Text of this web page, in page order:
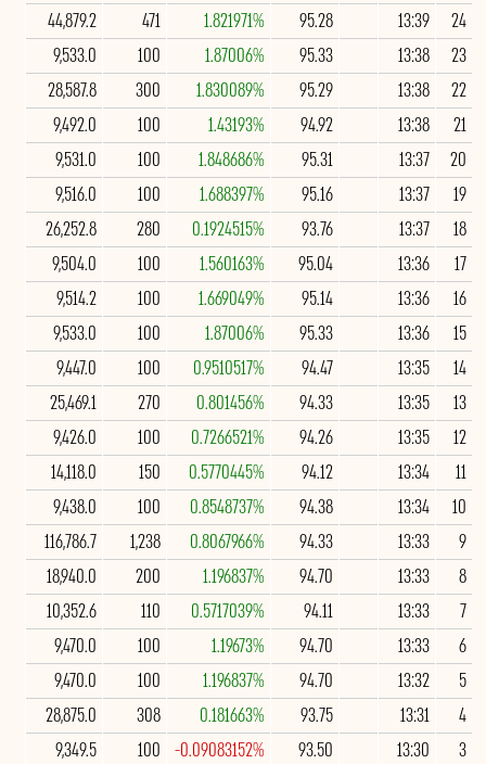
24
13:39
95.28
1.821971%
471
44,879.2
23
13:38
95.33
1.87006%
100
9,533.0
22
13:38
95.29
1.830089%
300
28,587.8
21
13:38
94.92
1.43193%
100
9,492.0
20
13:37
95.31
1.848686%
100
9,531.0
19
13:37
95.16
1.688397%
100
9,516.0
18
13:37
93.76
0.1924515%
280
26,252.8
17
13:36
95.04
1.560163%
100
9,504.0
16
13:36
95.14
1.669049%
100
9,514.2
15
13:36
95.33
1.87006%
100
9,533.0
14
13:35
94.47
0.9510517%
100
9,447.0
13
13:35
94.33
0.801456%
270
25,469.1
12
13:35
94.26
0.7266521%
100
9,426.0
11
13:34
94.12
0.5770445%
150
14,118.0
10
13:34
94.38
0.8548737%
100
9,438.0
9
13:33
94.33
0.8067966%
1,238
116,786.7
8
13:33
94.70
1.196837%
200
18,940.0
7
13:33
94.11
0.5717039%
110
10,352.6
6
13:33
94.70
1.19673%
100
9,470.0
5
13:32
94.70
1.196837%
100
9,470.0
4
13:31
93.75
0.181663%
308
28,875.0
3
13:30
93.50
-0.09083152%
100
9,349.5